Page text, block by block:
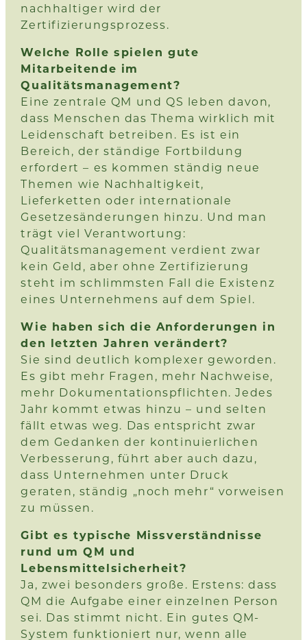
nachhaltiger wird der
Zertifizierungsprozess.
Welche Rolle spielen gute
Mitarbeitende im
Qualitätsmanagement?
Eine zentrale QM und QS leben davon,
dass Menschen das Thema wirklich mit
Leidenschaft betreiben. Es ist ein
Bereich, der ständige Fortbildung
erfordert – es kommen ständig neue
Themen wie Nachhaltigkeit,
Lieferketten oder internationale
Gesetzesänderungen hinzu. Und man
trägt viel Verantwortung:
Qualitätsmanagement verdient zwar
kein Geld, aber ohne Zertifizierung
steht im schlimmsten Fall die Existenz
eines Unternehmens auf dem Spiel.
Wie haben sich die Anforderungen in
den letzten Jahren verändert?
Sie sind deutlich komplexer geworden.
Es gibt mehr Fragen, mehr Nachweise,
mehr Dokumentationspflichten. Jedes
Jahr kommt etwas hinzu – und selten
fällt etwas weg. Das entspricht zwar
dem Gedanken der kontinuierlichen
Verbesserung, führt aber auch dazu,
dass Unternehmen unter Druck
geraten, ständig „noch mehr“ vorweisen
zu müssen.
Gibt es typische Missverständnisse
rund um QM und
Lebensmittelsicherheit?
Ja, zwei besonders große. Erstens: dass
QM die Aufgabe einer einzelnen Person
sei. Das stimmt nicht. Ein gutes QM-
System funktioniert nur, wenn alle